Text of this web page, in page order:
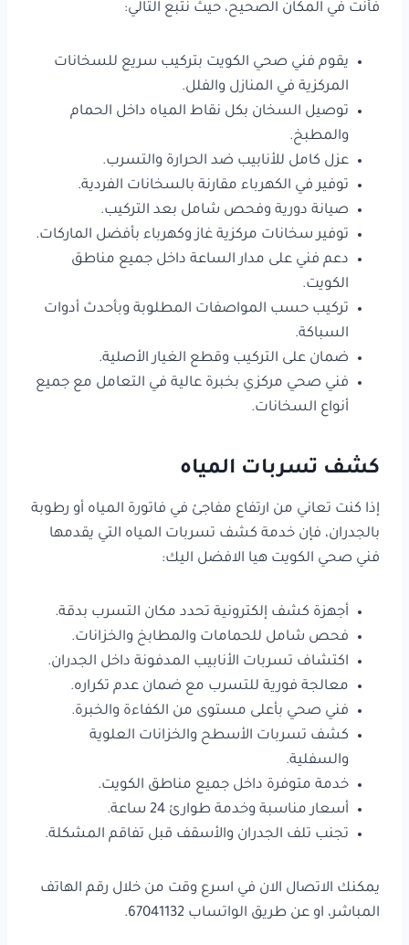
فأنت في المكان الصحيح، حيث نتبع التالي:
يقوم فني صحي الكويت بتركيب سريع للسخانات
المركزية في المنازل والفلل.
توصيل السخان بكل نقاط المياه داخل الحمام
والمطبخ.
عزل كامل للأنابيب ضد الحرارة والتسرب.
توفير في الكهرباء مقارنة بالسخانات الفردية.
صيانة دورية وفحص شامل بعد التركيب.
توفير سخانات مركزية غاز وكهرباء بأفضل الماركات.
دعم فني على مدار الساعة داخل جميع مناطق
الكويت.
تركيب حسب المواصفات المطلوبة وبأحدث أدوات
السباكة.
ضمان على التركيب وقطع الغيار الأصلية.
فني صحي مركزي بخبرة عالية في التعامل مع جميع
أنواع السخانات.
كشف تسربات المياه
إذا كنت تعاني من ارتفاع مفاجئ في فاتورة المياه أو رطوبة
بالجدران، فإن خدمة كشف تسربات المياه التي يقدمها
فني صحي الكويت هيا الافضل اليك:
أجهزة كشف إلكترونية تحدد مكان التسرب بدقة.
فحص شامل للحمامات والمطابخ والخزانات.
اكتشاف تسربات الأنابيب المدفونة داخل الجدران.
معالجة فورية للتسرب مع ضمان عدم تكراره.
فني صحي بأعلى مستوى من الكفاءة والخبرة.
كشف تسربات الأسطح والخزانات العلوية
والسفلية.
خدمة متوفرة داخل جميع مناطق الكويت.
أسعار مناسبة وخدمة طوارئ 24 ساعة.
تجنب تلف الجدران والأسقف قبل تفاقم المشكلة.
يمكنك الاتصال الان في اسرع وقت من خلال رقم الهاتف
المباشر، او عن طريق الواتساب 67041132.